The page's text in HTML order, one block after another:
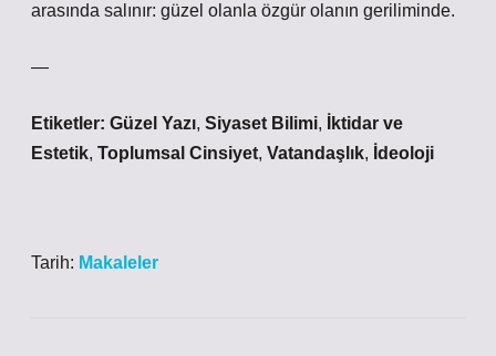
arasında salınır: güzel olanla özgür olanın geriliminde.
—
Etiketler: Güzel Yazı, Siyaset Bilimi,
İktidar ve
Estetik, Toplumsal Cinsiyet, Vatandaşlık, İdeoloji
Tarih: Makaleler